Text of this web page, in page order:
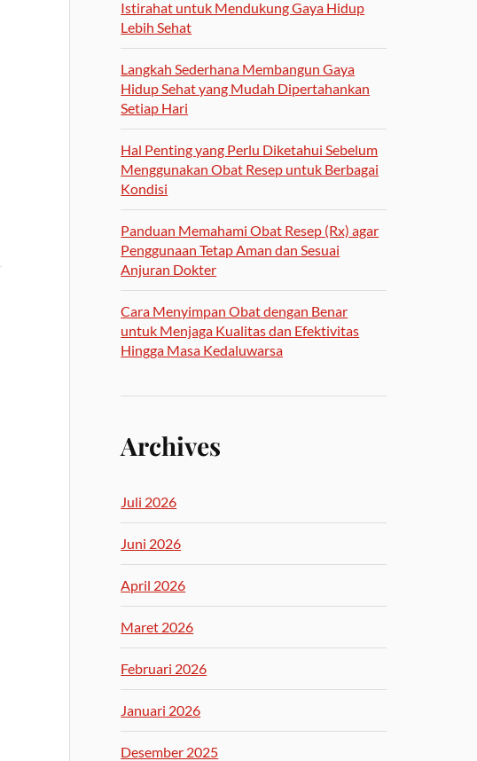
Istirahat untuk Mendukung Gaya Hidup
Lebih Sehat
Langkah Sederhana Membangun Gaya
Hidup Sehat yang Mudah Dipertahankan
Setiap Hari
Hal Penting yang Perlu Diketahui Sebelum
Menggunakan Obat Resep untuk Berbagai
Kondisi
Panduan Memahami Obat Resep (Rx) agar
Penggunaan Tetap Aman dan Sesuai
Anjuran Dokter
Cara Menyimpan Obat dengan Benar
untuk Menjaga Kualitas dan Efektivitas
Hingga Masa Kedaluwarsa
Archives
Juli 2026
Juni 2026
April 2026
Maret 2026
Februari 2026
Januari 2026
Desember 2025